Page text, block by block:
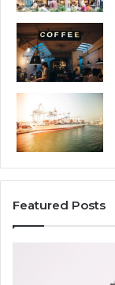
Featured Posts